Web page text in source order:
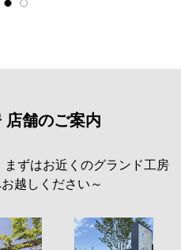
店舗のご案内
ずはお近くのグランド工房
越しください～